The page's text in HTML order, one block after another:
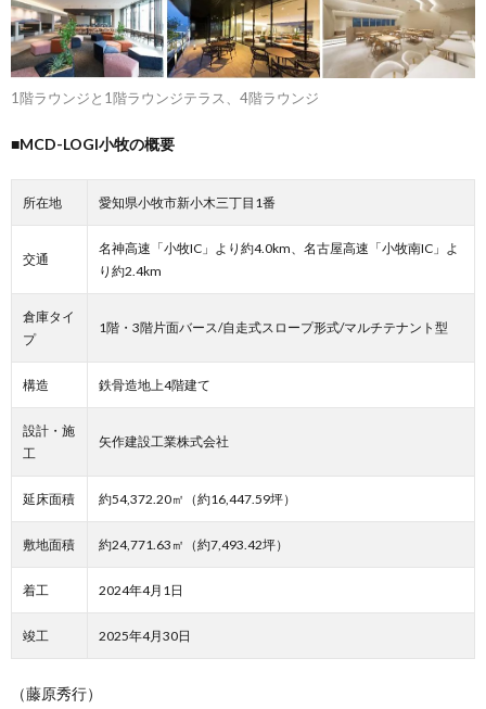
1階ラウンジと1階ラウンジテラス、4階ラウンジ
■MCD-LOGI小牧の概要
所在地 愛知県小牧市新小木三丁目1番
交通
名神高速「小牧IC」より約4.0km、名古屋高速「小牧南IC」よ
り約2.4km
倉庫タイ
プ
1階・3階片面バース/自走式スロープ形式/マルチテナント型
構造 鉄骨造地上4階建て
設計・施
工
矢作建設工業株式会社
延床面積 約54,372.20㎡（約16,447.59坪）
敷地面積 約24,771.63㎡（約7,493.42坪）
着工 2024年4月1日
竣工 2025年4月30日
（藤原秀行）